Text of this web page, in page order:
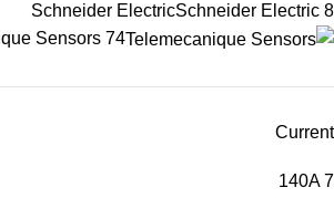
Schneider ElectricSchneider Electric 8
Sensors 74
Current
140A 7